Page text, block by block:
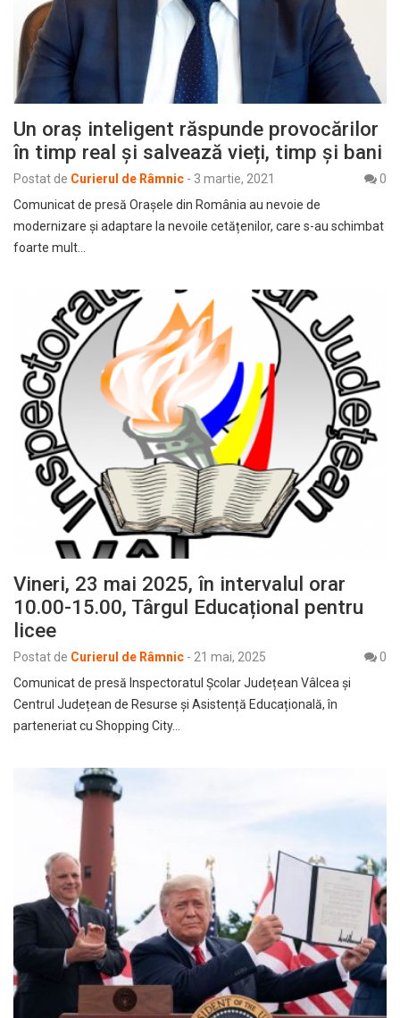
Un oraș inteligent răspunde provocărilor
în timp real și salvează vieți, timp și bani
Postat de Curierul de Râmnic - 3 martie, 2021
0
Comunicat de presă Orașele din România au nevoie de
modernizare și adaptare la nevoile cetățenilor, care s-au schimbat
foarte mult…
Vineri, 23 mai 2025, în intervalul orar
10.00-15.00, Târgul Educațional pentru
licee
Postat de Curierul de Râmnic - 21 mai, 2025
0
Comunicat de presă Inspectoratul Școlar Județean Vâlcea și
Centrul Județean de Resurse și Asistență Educațională, în
parteneriat cu Shopping City…